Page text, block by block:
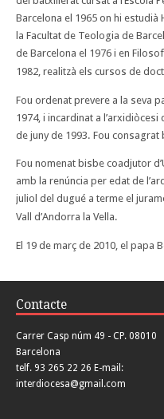
Barcelona el 1965 on hi estudià
la Facultat de Teologia de
de Barcelona el 1976 i en
1982, realitzà els cursos de
Fou ordenat prevere a la seva
1974, i incardinat a
de juny de 1993. Fou
Fou nomenat bisbe coadjutor
amb la renúncia per edat de
juliol del dugué a terme el
Vall d’Andorra la Vella.
El 19 de març de 2010, el papa
Contacte
Carrer Casp núm 49 - CP. 08010
Barcelona
telf. 93 265 22 26 E-mail:
interdiocesa@gmail.com